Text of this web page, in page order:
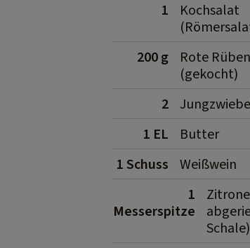
1
Kochsalat
200 g
Rote Rüben
(gekocht)
2
1 EL
Butter
1 Schuss
Weißwein
1
Messerspitze
Schale)